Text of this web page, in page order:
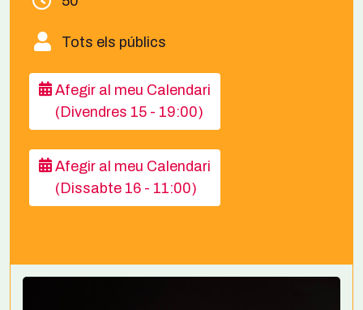
Tots els públics
Afegir al meu Calendari
(Divendres 15 - 19:00)
Afegir al meu Calendari
(Dissabte 16 - 11:00)